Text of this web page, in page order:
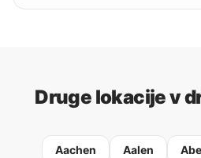
Druge lokacije v
Aachen Aalen